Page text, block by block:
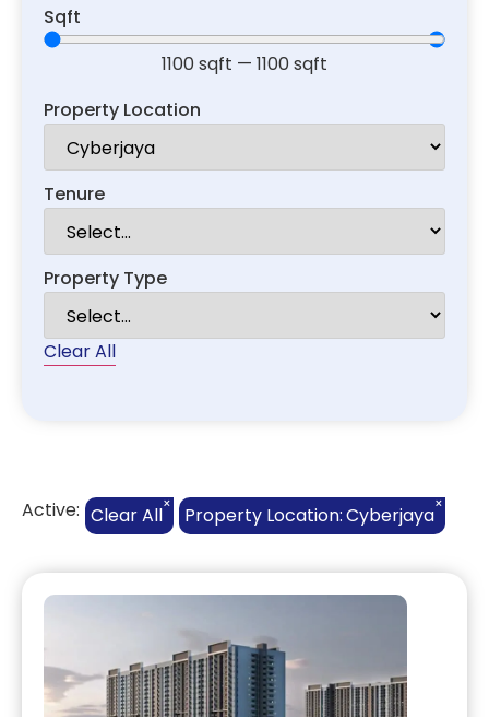
Sqft
1100sqft — 1100sqft
Property Location
Tenure
Property Type
Clear All
Active: Clear All× Property Location:Cyberjaya×